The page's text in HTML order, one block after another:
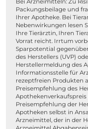
Packungsbeilage und
Ihrer Apotheke. Bei
Nebenwirkungen lesen
Ihre Tierärztin, Ihren
Vorrat reicht. Irrtum
Sparpotential
des Herstellers (UVP)
Herstellermeldung des
Informationsstelle für
rezeptfreien Produkten
Preisempfehlung des
Apothekenverkaufspreis
Preisempfehlung der
Apotheken selbst in
Arzneimittel, der in der